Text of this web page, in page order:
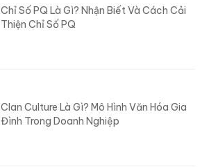
Chỉ Số PQ Là Gì? Nhận Biết Và Cách Cải
Thiện Chỉ Số PQ
Clan Culture Là Gì? Mô Hình Văn Hóa Gia
Đình Trong Doanh Nghiệp